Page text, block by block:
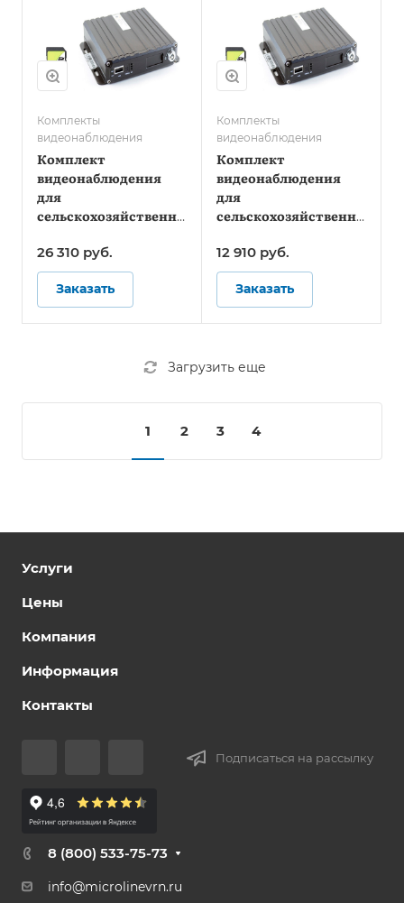
Комплекты
видеонаблюдения
Комплект
видеонаблюдения
для
сельскохозяйственной
26 310 руб.
Заказать
Комплекты
видеонаблюдения
Комплект
видеонаблюдения
для
сельскохозяйственной
12 910 руб.
Заказать
Загрузить еще
1 2 3 4
Услуги
Цены
Компания
Информация
Контакты
Подписаться на рассылку
8 (800) 533-75-73
info@microlinevrn.ru